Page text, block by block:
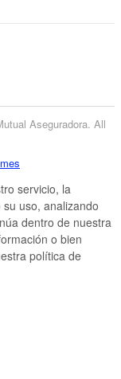
Aseguradora. All
servicio, la
uso, analizando
dentro de nuestra
o bien
política de